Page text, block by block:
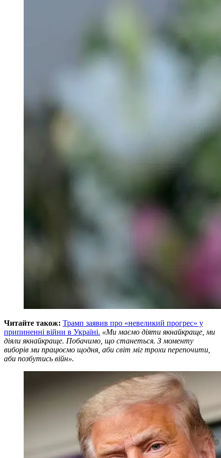
Читайте також: Трамп заявив про «невеликий прогрес» у
припиненні війни в Україні. «Ми маємо діяти якнайкраще, ми
діяли якнайкраще. Побачимо, що станеться. З моменту
виборів ми працюємо щодня, аби світ міг трохи перепочити,
аби позбутись війн».